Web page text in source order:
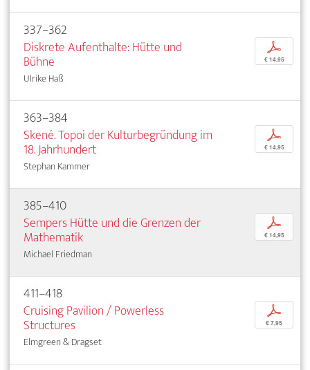
337–362
Diskrete Aufenthalte: Hütte und
Bühne
Ulrike Haß
p
€ 14,95
363–384
Skené. Topoi der Kulturbegründung im
18. Jahrhundert
Stephan Kammer
p
€ 14,95
385–410
Sempers Hütte und die Grenzen der
Mathematik
Michael Friedman
p
€ 14,95
411–418
Cruising Pavilion / Powerless
Structures
Elmgreen & Dragset
p
€ 7,95